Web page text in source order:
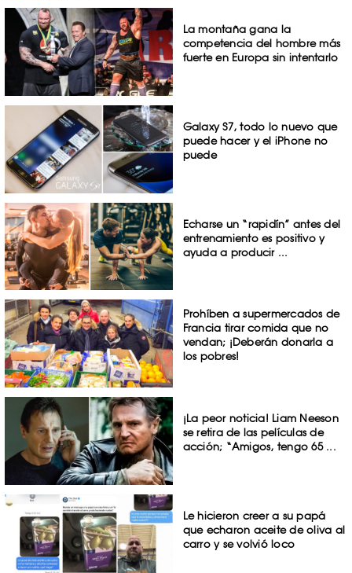
La montaña gana la
competencia del hombre más
fuerte en Europa sin intentarlo
Galaxy S7, todo lo nuevo que
puede hacer y el iPhone no
puede
Echarse un “rapidín” antes del
entrenamiento es positivo y
ayuda a producir ...
Prohíben a supermercados de
Francia tirar comida que no
vendan; ¡Deberán donarla a
los pobres!
¡La peor noticia! Liam Neeson
se retira de las películas de
acción; “Amigos, tengo 65 ...
Le hicieron creer a su papá
que echaron aceite de oliva al
carro y se volvió loco